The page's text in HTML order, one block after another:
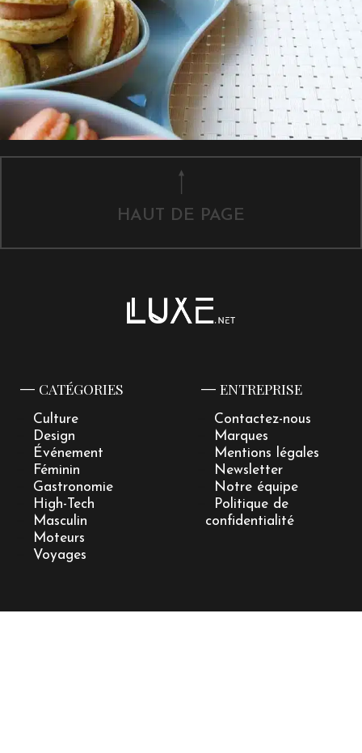
HAUT DE PAGE
CATÉGORIES
Culture
Design
Événement
Féminin
Gastronomie
High-Tech
Masculin
Moteurs
Voyages
ENTREPRISE
Contactez-nous
Marques
Mentions légales
Newsletter
Notre équipe
Politique de
confidentialité